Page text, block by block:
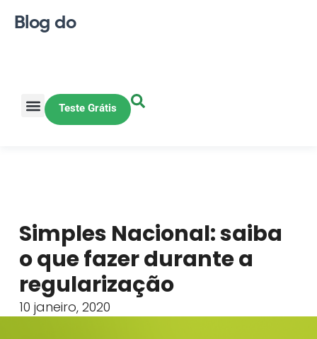
Blog do
Teste Grátis
Simples Nacional: saiba
o que fazer durante a
regularização
10 janeiro, 2020